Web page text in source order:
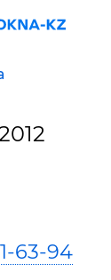
63-94